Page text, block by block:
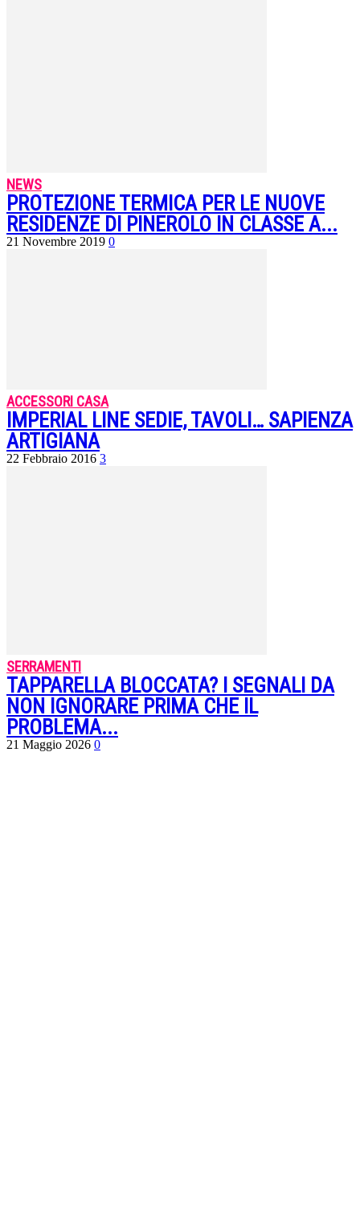
NEWS
PROTEZIONE TERMICA PER LE NUOVE
RESIDENZE DI PINEROLO IN CLASSE A...
21 Novembre 2019 0
ACCESSORI CASA
IMPERIAL LINE SEDIE, TAVOLI… SAPIENZA
ARTIGIANA
22 Febbraio 2016 3
SERRAMENTI
TAPPARELLA BLOCCATA? I SEGNALI DA
NON IGNORARE PRIMA CHE IL
PROBLEMA...
21 Maggio 2026 0